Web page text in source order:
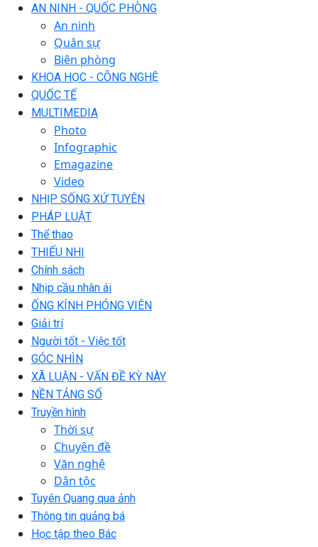
AN NINH - QUỐC PHÒNG
An ninh
Quân sự
Biên phòng
KHOA HỌC - CÔNG NGHỆ
QUỐC TẾ
MULTIMEDIA
Photo
Infographic
Emagazine
Video
NHỊP SỐNG XỨ TUYÊN
PHÁP LUẬT
Thể thao
THIẾU NHI
Chính sách
Nhịp cầu nhân ái
ỐNG KÍNH PHÓNG VIÊN
Giải trí
Người tốt - Việc tốt
GÓC NHÌN
XÃ LUẬN - VẤN ĐỀ KỲ NÀY
NỀN TẢNG SỐ
Truyền hình
Thời sự
Chuyên đề
Văn nghệ
Dân tộc
Tuyên Quang qua ảnh
Thông tin quảng bá
Học tập theo Bác